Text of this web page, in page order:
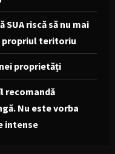
riscă să nu mai
propriul teritoriu
proprietăți
recomandă
Nu este vorba
intense